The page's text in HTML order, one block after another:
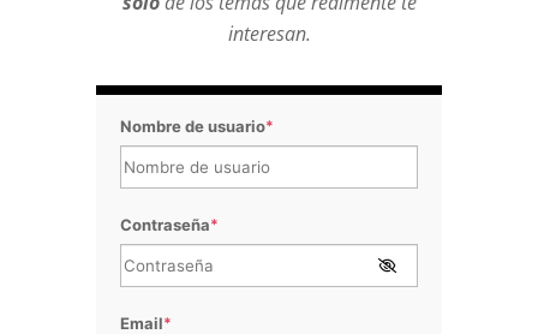
interesan.
Nombre de usuario*
Contraseña*
Email*